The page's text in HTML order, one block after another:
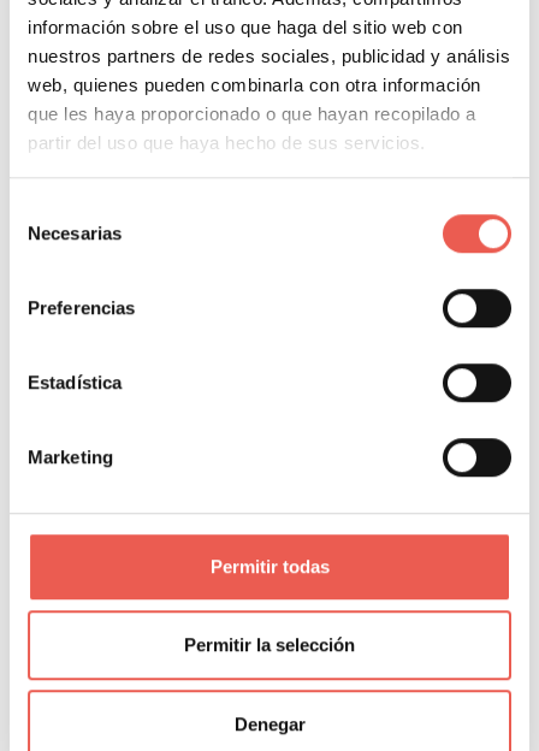
información sobre el uso que haga del sitio web con
nuestros partners de redes sociales, publicidad y análisis
web, quienes pueden combinarla con otra información
que les haya proporcionado o que hayan recopilado a
partir del uso que haya hecho de sus servicios.
Necesarias
Preferencias
Estadística
Marketing
Permitir todas
Permitir la selección
Denegar
clave y establecer filtros y etiquetas.
Potencia la trazabilidad de los contratos desde el
repositorio.
Te recuerda todos aquellos hitos clave y las
Se pueden establecer alertas en fechas claves
Ofrece una navegación fácil, intuitiva y rápida,
ofreciendo una gestión clara, responsable y
eficiente.
ÍNDICE DEL CONTENIDO
¿Qué es la gestión de contratos?
¿Qué etapas integran la gestión de contratos?
Beneficios de la automatización del proceso de
gestión de contratos